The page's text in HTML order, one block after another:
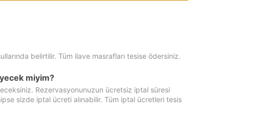
belirtilir. Tüm ilave masrafları tesise ödersiniz.
miyim?
Rezervasyonunuzun ücretsiz iptal süresi
sizde iptal ücreti alınabilir. Tüm iptal ücretleri tesis